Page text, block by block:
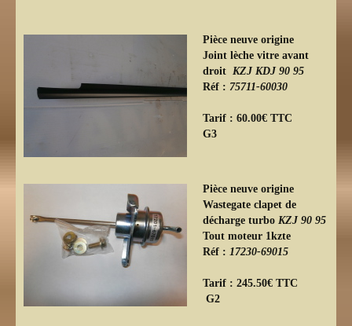
Pièce neuve origine
Joint lèche vitre avant
droit KZJ KDJ 90 95
Réf : 75711-60030
Tarif : 60.00€ TTC
G3
Pièce neuve origine
Wastegate clapet de
décharge turbo KZJ 90 95
Tout moteur 1kzte
Réf : 17230-69015
Tarif : 245.50€ TTC
G2